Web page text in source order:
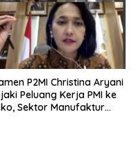
P2MI Christina Aryani
Peluang Kerja PMI ke
Sektor Manufaktur